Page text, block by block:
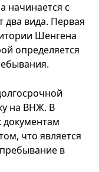
начинается с
два вида. Первая
Шенгена
определяется
на ВНЖ. В
документам
что является
в